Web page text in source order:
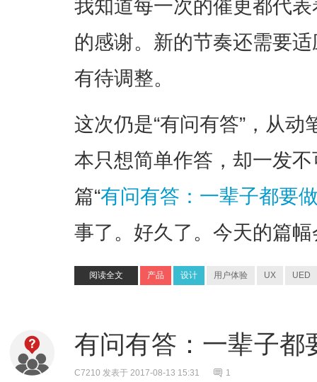
我知道每一次的催更都代
的感谢。新的节奏还需要
有待调整。
这次仍是“有问有答”，从
本只想简单作答，却一发
篇“有问有答：一辈子都要
事了。好久了。今天的篇
阅读全文 产品 设计 用户体验 UX UED
有问有答：一辈子
C7210 发表于 2017-08-13 15:31 1